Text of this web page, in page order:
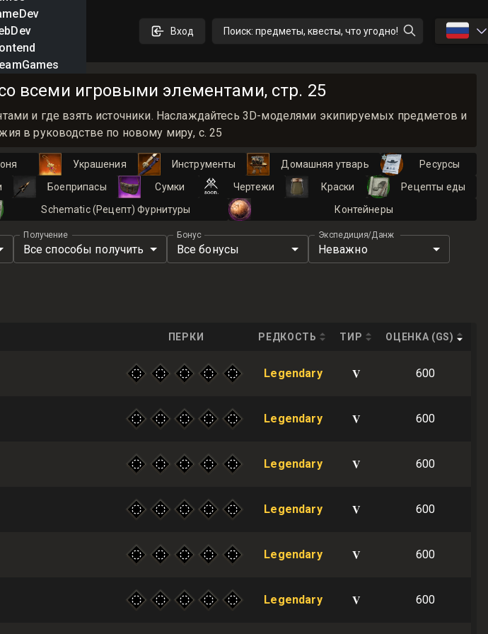
Вход Поиск: предметы, квесты, что угодно! 🇷🇺
всеми игровыми элементами, стр. 25
и где взять источники. Наслаждайтесь 3D-моделями экипируемых предметов и
в руководстве по новому миру, с. 25
Украшения Инструменты Домашняя утварь
Ресурсы
Боеприпасы Сумки Чертежи Краски
Рецепты еды
Schematic (Рецепт) Фурнитуры Контейнеры
Получение
Все способы получить
Бонус
Все бонусы
Экспедиция/Данж
Неважно
ПЕРКИ РЕДКОСТЬ ТИР ОЦЕНКА (GS)
Legendary V 600
Legendary V 600
Legendary V 600
Legendary V 600
Legendary V 600
Legendary V 600